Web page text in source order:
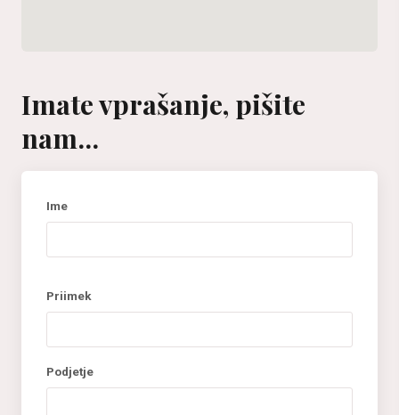
Imate vprašanje, pišite
nam...
Ime
Priimek
Podjetje